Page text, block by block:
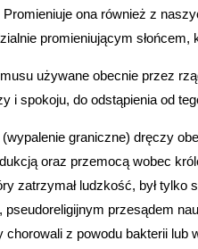
Promieniuje ona również z
promieniującym
używane obecnie przez
i spokoju, do odstąpienia od
(wypalenie graniczne) dręczy
oraz przemocą wobec
zatrzymał ludzkość, był
pseudoreligijnym przesądem
chorowali z powodu bakterii lub